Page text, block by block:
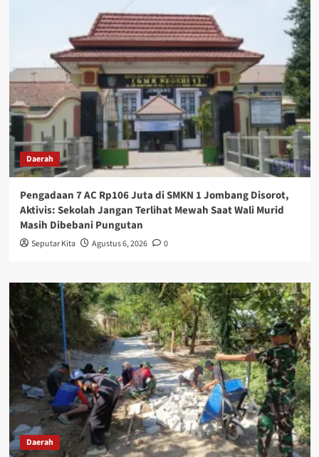
Daerah
Pengadaan 7 AC Rp106 Juta di SMKN 1 Jombang Disorot,
Aktivis: Sekolah Jangan Terlihat Mewah Saat Wali Murid
Masih Dibebani Pungutan
Seputar Kita Agustus 6, 2026 0
Daerah